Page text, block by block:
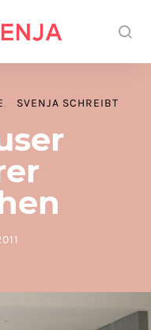
SVENJA SCHREIBT